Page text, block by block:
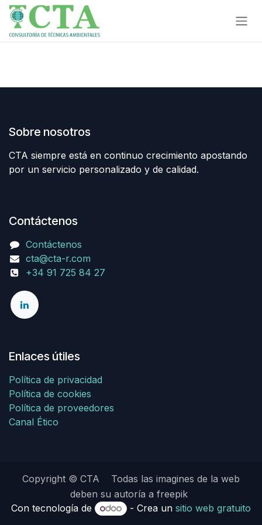
Ir al contenido
Sobre nosotros
CTA siempre está en continuo crecimiento apostando
por un servicio personalizado y de calidad.
Contáctenos
Contáctenos
cta@cta-r.com
+34 91 725 84 27
Enlaces útiles
Política de privacidad
Política de cookies
Política de proveedores
Canal Ético
Copyright © CTA Todas las imagines de la web
deben su autoría a freepik
Con tecnología de
- Crea un sitio web gratuito